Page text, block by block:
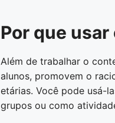
Por que
Além de trabalhar o
alunos, promovem o
etárias. Você pode usá-
grupos ou como